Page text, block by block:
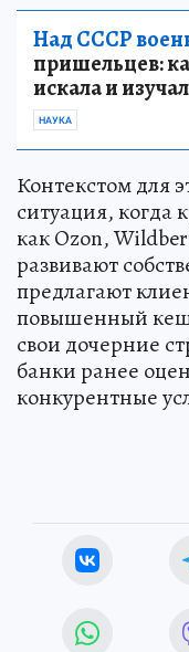
Над СССР
пришельцев:
искала и
НАУКА
Контекстом для
ситуация, когда
как Ozon,
развивают
предлагают
повышенный
свои дочерние
банки ранее
конкурентные